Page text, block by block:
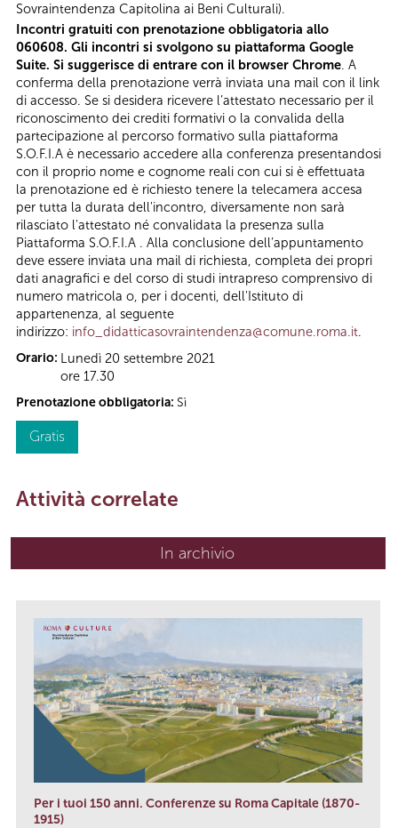
Sovraintendenza Capitolina ai Beni Culturali).
Incontri gratuiti con prenotazione obbligatoria allo
060608. Gli incontri si svolgono su piattaforma Google
Suite. Si suggerisce di entrare con il browser Chrome. A
conferma della prenotazione verrà inviata una mail con il link
di accesso. Se si desidera ricevere l’attestato necessario per il
riconoscimento dei crediti formativi o la convalida della
partecipazione al percorso formativo sulla piattaforma
S.O.F.I.A è necessario accedere alla conferenza presentandosi
con il proprio nome e cognome reali con cui si è effettuata
la prenotazione ed è richiesto tenere la telecamera accesa
per tutta la durata dell'incontro, diversamente non sarà
rilasciato l'attestato né convalidata la presenza sulla
Piattaforma S.O.F.I.A . Alla conclusione dell’appuntamento
deve essere inviata una mail di richiesta, completa dei propri
dati anagrafici e del corso di studi intrapreso comprensivo di
numero matricola o, per i docenti, dell'Istituto di
appartenenza, al seguente
indirizzo: info_didatticasovraintendenza@comune.roma.it.
Orario: Lunedì 20 settembre 2021
ore 17.30
Prenotazione obbligatoria: Sì
Gratis
Attività correlate
In archivio
Per i tuoi 150 anni. Conferenze su Roma Capitale (1870-
1915)